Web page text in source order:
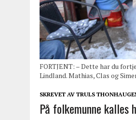
FORTJENT: – Dette har du
Lindland. Mathias, Clas og
SKREVET AV TRULS
På folkemunne kalles